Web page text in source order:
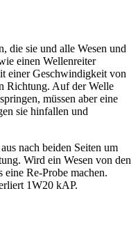
die sie und alle Wesen und
einen Wellenreiter
einer Geschwindigkeit von
Richtung. Auf der Welle
müssen aber eine
sie hinfallen und
nach beiden Seiten um
Wird ein Wesen von den
eine Re-Probe machen.
1W20 kAP.